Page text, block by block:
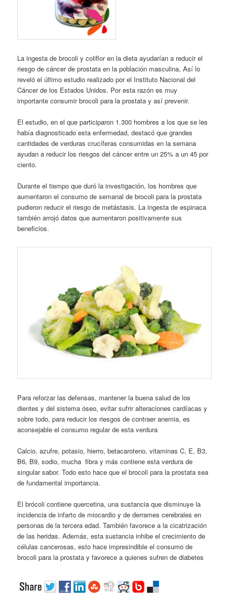
La ingesta de brocoli y coliflor en la dieta ayudarían a reducir el
riesgo de cáncer de prostata en la población masculina, Así lo
reveló el último estudio realizado por el Instituto Nacional del
Cáncer de los Estados Unidos. Por esta razón es muy
importante consumir brocoli para la prostata y así prevenir.
El estudio, en el que participaron 1.300 hombres a los que se les
había diagnosticado esta enfermedad, destacó que grandes
cantidades de verduras crucíferas consumidas en la semana
ayudan a reducir los riesgos del cáncer entre un 25% a un 45 por
ciento.
Durante el tiempo que duró la investigación, los hombres que
aumentaron el consumo de semanal de brocoli para la prostata
pudieron reducir el riesgo de metástasis. La ingesta de espinaca
también arrojó datos que aumentaron positivamente sus
beneficios.
Para reforzar las defensas, mantener la buena salud de los
dientes y del sistema óseo, evitar sufrir alteraciones cardíacas y
sobre todo, para reducir los riesgos de contraer anemia, es
aconsejable el consumo regular de esta verdura
Calcio, azufre, potasio, hierro, betacaroteno, vitaminas C, E, B3,
B6, B9, sodio, mucha fibra y más contiene esta verdura de
singular sabor. Todo esto hace que el brocoli para la prostata sea
de fundamental importancia.
El brócoli contiene quercetina, una sustancia que disminuye la
incidencia de infarto de miocardio y de derrames cerebrales en
personas de la tercera edad. También favorece a la cicatrización
de las heridas. Además, esta sustancia inhibe el crecimiento de
células cancerosas, esto hace impresindible el consumo de
brocoli para la prostata y favorece a quienes sufren de diabetes